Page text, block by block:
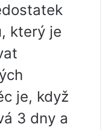
který je
je, když
3 dny a